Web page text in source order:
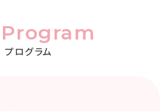
Program
プログラム